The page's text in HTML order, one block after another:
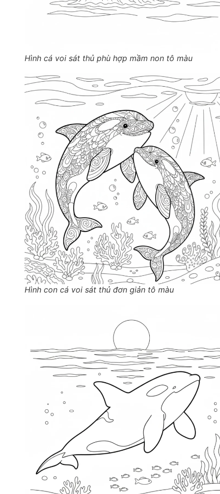
Hình cá voi sát thủ phù hợp mầm non tô màu
Hình con cá voi sát thủ đơn giản tô màu